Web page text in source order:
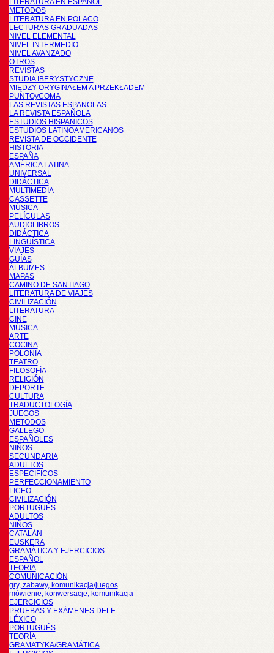
LITERATURA EN ESPAÑOL
METODOS
LITERATURA EN POLACO
LECTURAS GRADUADAS
NIVEL ELEMENTAL
NIVEL INTERMEDIO
NIVEL AVANZADO
OTROS
REVISTAS
STUDIA IBERYSTYCZNE
MIĘDZY ORYGINAŁEM A PRZEKŁADEM
PUNTOyCOMA
LAS REVISTAS ESPANOLAS
LA REVISTA ESPAÑOLA
ESTUDIOS HISPANICOS
ESTUDIOS LATINOAMERICANOS
REVISTA DE OCCIDENTE
HISTORIA
ESPAÑA
AMÉRICA LATINA
UNIVERSAL
DIDÁCTICA
MULTIMEDIA
CASSETTE
MÚSICA
PELÍCULAS
AUDIOLIBROS
DIDÁCTICA
LINGÜÍSTICA
VIAJES
GUÍAS
ÁLBUMES
MAPAS
CAMINO DE SANTIAGO
LITERATURA DE VIAJES
CIVILIZACIÓN
LITERATURA
CINE
MÚSICA
ARTE
COCINA
POLONIA
TEATRO
FILOSOFÍA
RELIGIÓN
DEPORTE
CULTURA
TRADUCTOLOGÍA
JUEGOS
METODOS
GALLEGO
ESPAÑOLES
NIÑOS
SECUNDARIA
ADULTOS
ESPECIFICOS
PERFECCIONAMIENTO
LICEO
CIVILIZACIÓN
PORTUGUÉS
ADULTOS
NIÑOS
CATALÁN
EUSKERA
GRAMÁTICA Y EJERCICIOS
ESPAÑOL
TEORÍA
COMUNICACIÓN
gry, zabawy, komunikacja/juegos
mówienie, konwersacje, komunikacja
EJERCICIOS
PRUEBAS Y EXÁMENES DELE
LÉXICO
PORTUGUÉS
TEORÍA
GRAMATYKA/GRAMÁTICA